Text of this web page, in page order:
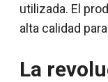
utilizada. El
alta calidad
La